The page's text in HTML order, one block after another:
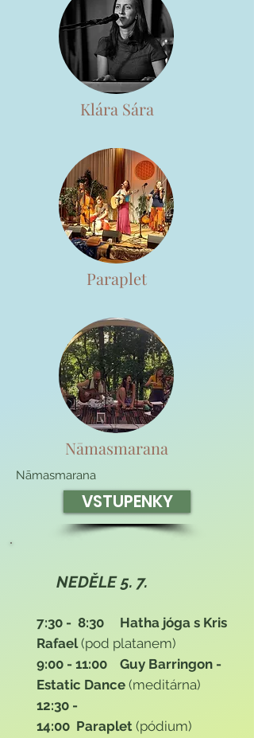
Klára Sára
Paraplet
Nāmasmarana
Nāmasmarana
VSTUPENKY
NEDĚLE 5. 7.
7:30 - 8:30 Hatha jóga s Kris
Rafael(pod platanem)
9:00 - 11:00 Guy Barringon -
Estatic Dance (meditárna)
12:30 -
14:00 Paraplet (pódium)